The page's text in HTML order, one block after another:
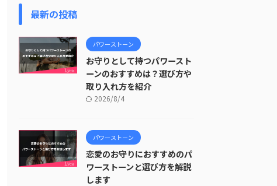
最新の投稿
パワーストーン
お守りとして持つパワースト
ーンのおすすめは？選び方や
取り入れ方を紹介
2026/8/4
パワーストーン
恋愛のお守りにおすすめのパ
ワーストーンと選び方を解説
します